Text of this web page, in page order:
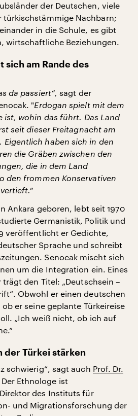
der Deutschen, viele
türkischstämmige Nachbarn;
in die Schule, es gibt
wirtschaftliche Beziehungen.
sich am Rande des
da passiert“, sagt der
"Erdogan spielt mit dem
ist, wohin das führt. Das Land
seit dieser Freitagnacht am
Eigentlich haben sich in den
die Gräben zwischen den
die in dem Land
den frommen Konservativen
Ankara geboren, lebt seit 1970
Germanistik, Politik und
veröffentlicht er Gedichte,
Sprache und schreibt
Senocak mischt sich
um die Integration ein. Eines
den Titel: „Deutschsein –
Obwohl er einen deutschen
er seine geplante Türkeireise
„Ich weiß nicht, ob ich auf
der Türkei stärken
schwierig“, sagt auch Prof. Dr.
Der Ethnologe ist
des Instituts für
und Migrationsforschung der